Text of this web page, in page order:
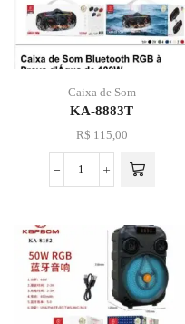
Caixa de Som
KA-8883T
R$ 115,00